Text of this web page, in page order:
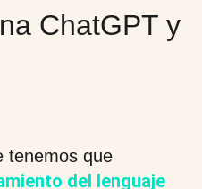
ChatGPT y
tenemos que
del lenguaje